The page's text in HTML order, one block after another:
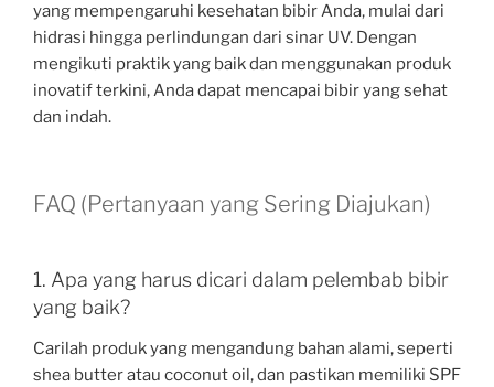
yang mempengaruhi kesehatan bibir Anda, mulai dari
hidrasi hingga perlindungan dari sinar UV. Dengan
mengikuti praktik yang baik dan menggunakan produk
inovatif terkini, Anda dapat mencapai bibir yang sehat
dan indah.
FAQ (Pertanyaan yang Sering Diajukan)
1. Apa yang harus dicari dalam pelembab bibir
yang baik?
Carilah produk yang mengandung bahan alami, seperti
shea butter atau coconut oil, dan pastikan memiliki SPF